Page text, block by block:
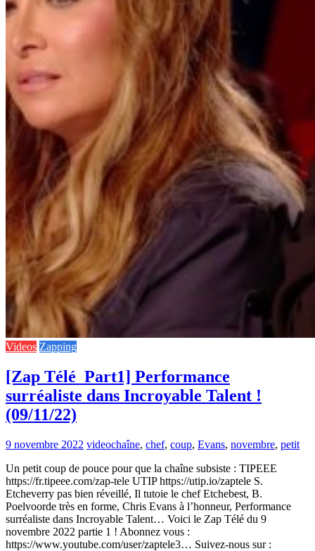
Videos Zapping
[Zap Télé_Part1] Performance
surréaliste dans Incroyable Talent !
(09/11/22)
9 novembre 2022 videochaîne, chef, coup, Evans, novembre, petit
Un petit coup de pouce pour que la chaîne subsiste : TIPEEE
https://fr.tipeee.com/zap-tele UTIP https://utip.io/zaptele S.
Etcheverry pas bien réveillé, Il tutoie le chef Etchebest, B.
Poelvoorde très en forme, Chris Evans à l’honneur, Performance
surréaliste dans Incroyable Talent… Voici le Zap Télé du 9
novembre 2022 partie 1 ! Abonnez vous :
https://www.youtube.com/user/zaptele3… Suivez-nous sur :